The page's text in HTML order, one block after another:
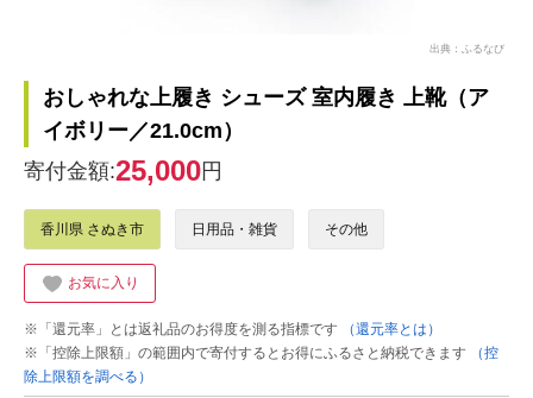
出典：ふるなび
おしゃれな上履き シューズ 室内履き 上靴（ア
イボリー／21.0cm）
寄付金額:25,000円
香川県 さぬき市 日用品・雑貨 その他
お気に入り
※「還元率」とは返礼品のお得度を測る指標です
（還元率とは）
※「控除上限額」の範囲内で寄付するとお得にふるさと納税できます
（控
除上限額を調べる）